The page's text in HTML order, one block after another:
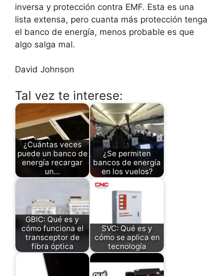
inversa y protección contra EMF. Esta es una
lista extensa, pero cuanta más protección tenga
el banco de energía, menos probable es que
algo salga mal.
David Johnson
Tal vez te interese:
¿Cuántas veces
puede un banco de
energía recargar
un…
¿Se permiten
bancos de energía
en los vuelos?
GBIC: Qué es y
cómo funciona el
transceptor de
fibra óptica
SVC: Qué es y
cómo se aplica en
tecnología